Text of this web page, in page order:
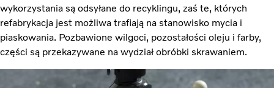
wykorzystania są odsyłane do recyklingu, zaś te, których
refabrykacja jest możliwa trafiają na stanowisko mycia i
piaskowania. Pozbawione wilgoci, pozostałości oleju i farby,
części są przekazywane na wydział obróbki skrawaniem.